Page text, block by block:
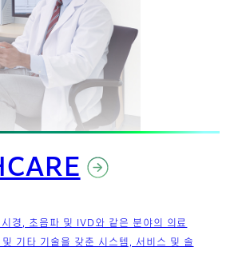
경, 초음파 및 IVD와 같은 분야의 의료
기타 기술을 갖춘 시스템, 서비스 및 솔